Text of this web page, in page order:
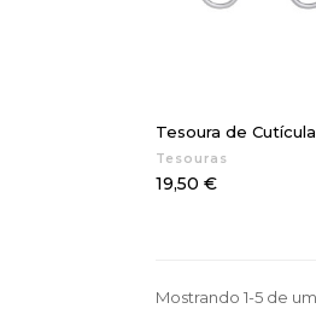
Tesoura de
Tesouras
Preço
19,50 €
Mostrando 1-5 de